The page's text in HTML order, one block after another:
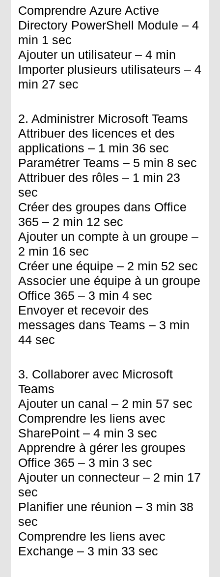
Comprendre Azure Active
Directory PowerShell Module – 4
min 1 sec
Ajouter un utilisateur – 4 min
Importer plusieurs utilisateurs – 4
min 27 sec
2. Administrer Microsoft Teams
Attribuer des licences et des
applications – 1 min 36 sec
Paramétrer Teams – 5 min 8 sec
Attribuer des rôles – 1 min 23
sec
Créer des groupes dans Office
365 – 2 min 12 sec
Ajouter un compte à un groupe –
2 min 16 sec
Créer une équipe – 2 min 52 sec
Associer une équipe à un groupe
Office 365 – 3 min 4 sec
Envoyer et recevoir des
messages dans Teams – 3 min
44 sec
3. Collaborer avec Microsoft
Teams
Ajouter un canal – 2 min 57 sec
Comprendre les liens avec
SharePoint – 4 min 3 sec
Apprendre à gérer les groupes
Office 365 – 3 min 3 sec
Ajouter un connecteur – 2 min 17
sec
Planifier une réunion – 3 min 38
sec
Comprendre les liens avec
Exchange – 3 min 33 sec